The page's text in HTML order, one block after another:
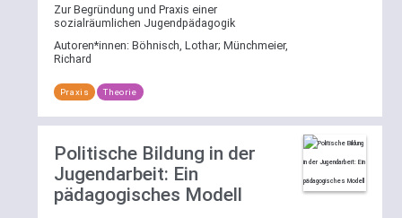
Zur Begründung und Praxis einer
sozialräumlichen Jugendpädagogik
Autoren*innen: Böhnisch, Lothar; Münchmeier,
Richard
Praxis Theorie
Politische Bildung in der
Jugendarbeit: Ein
pädagogisches Modell